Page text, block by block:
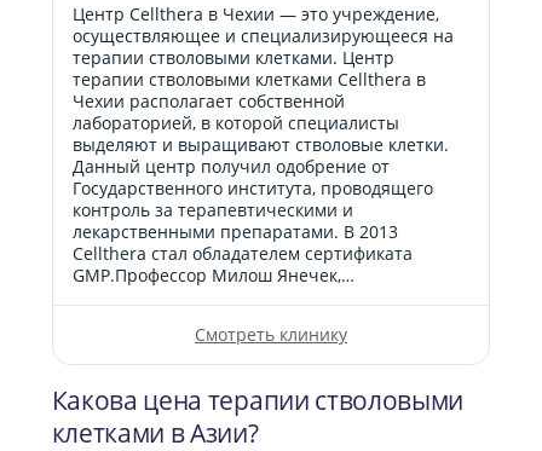
Центр Cellthera в Чехии — это учреждение,
осуществляющее и специализирующееся на
терапии стволовыми клетками. Центр
терапии стволовыми клетками Cellthera в
Чехии располагает собственной
лабораторией, в которой специалисты
выделяют и выращивают стволовые клетки.
Данный центр получил одобрение от
Государственного института, проводящего
контроль за терапевтическими и
лекарственными препаратами. В 2013
Cellthera стал обладателем сертификата
GMP.Профессор Милош Янечек,…
Смотреть клинику
Какова цена терапии стволовыми
клетками в Азии?